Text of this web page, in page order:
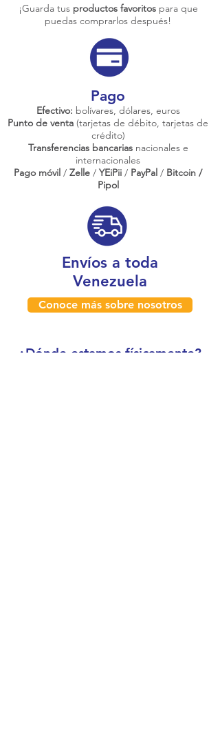
¡Guarda tus productos favoritos para que
puedas comprarlos después!
Pago
Efectivo: bolívares, dólares, euros
Punto de venta (tarjetas de débito, tarjetas de
crédito)
Transferencias bancariasnacionales e
internacionales
Pago móvil / Zelle / YEiPii / PayPal / Bitcoin /
Pipol
Envíos a toda
Venezuela
Conoce más sobre nosotros
¿Dónde estamos físicamente?